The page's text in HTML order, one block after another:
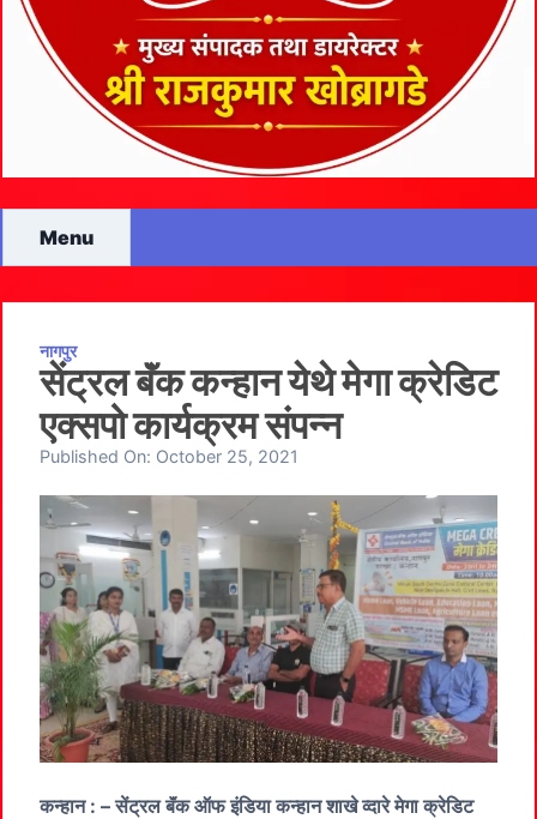
Menu
नागपुर
सेंट्रल बॅंक कन्हान येथे मेगा क्रेडिट
एक्सपो कार्यक्रम संपन्न
Published On: October 25, 2021
कन्हान : – सेंट्रल बॅंक ऑफ इंडिया कन्हान शाखे व्दारे मेगा क्रेडिट